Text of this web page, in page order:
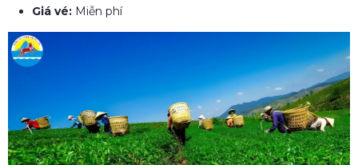
Giá vé: Miễn phí